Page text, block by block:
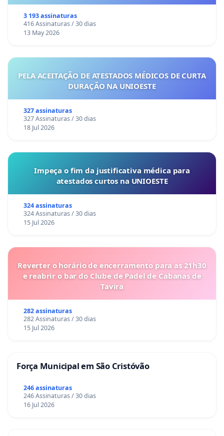
3 193 assinaturas
416 Assinaturas / 30 dias
13 May 2026
PELA ACEITAÇÃO DE ATESTADOS MÉDICOS DE CURTA
DURAÇÃO NA UNIOESTE
327 assinaturas
327 Assinaturas / 30 dias
18 Jul 2026
Impeça o fim da justificativa médica para
atestados curtos na UNIOESTE
324 assinaturas
324 Assinaturas / 30 dias
15 Jul 2026
Reverter o horário de encerramento para as 21h30
e reabrir o bar do Clube de Padel de Cabanas de
Tavira
282 assinaturas
282 Assinaturas / 30 dias
15 Jul 2026
Força Municipal em São Cristóvão
246 assinaturas
246 Assinaturas / 30 dias
16 Jul 2026